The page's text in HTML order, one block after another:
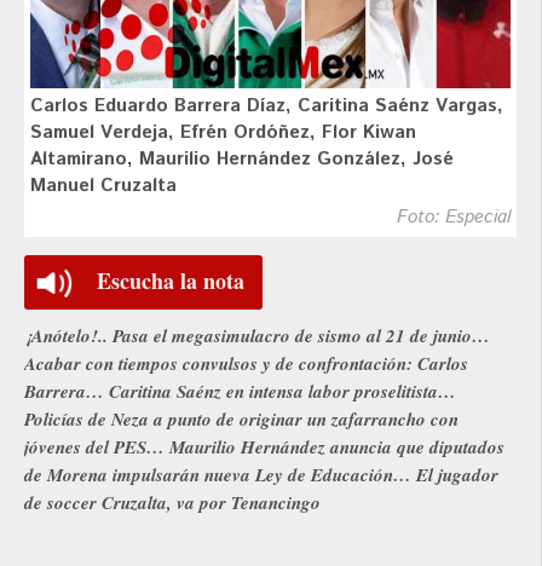
Carlos Eduardo Barrera Díaz, Caritina Saénz Vargas,
Samuel Verdeja, Efrén Ordóñez, Flor Kiwan
Altamirano, Maurilio Hernández González, José
Manuel Cruzalta
Foto: Especial
Escucha la nota
¡Anótelo!.. Pasa el megasimulacro de sismo al 21 de junio…
Acabar con tiempos convulsos y de confrontación: Carlos
Barrera… Caritina Saénz en intensa labor proselitista…
Policías de Neza a punto de originar un zafarrancho con
jóvenes del PES… Maurilio Hernández anuncia que diputados
de Morena impulsarán nueva Ley de Educación… El jugador
de soccer Cruzalta, va por Tenancingo